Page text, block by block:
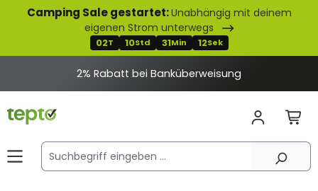
springen
Camping Sale gestartet:Unabhängig mit deinem
eigenen Strom unterwegs
02T 10Std 31Min 12Sek
2% Rabatt bei Banküberweisung